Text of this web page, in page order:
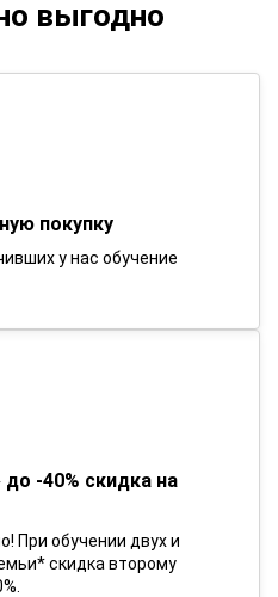
выгодно
покупку
у нас обучение
-40% скидка на
При обучении двух и
скидка второму